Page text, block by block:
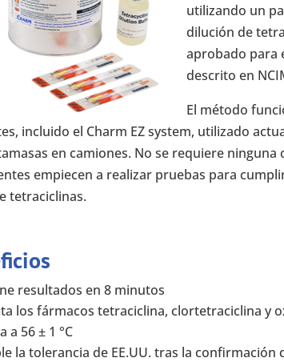
utilizando un
dilución de
aprobado para
descrito en
El método
incluido el Charm EZ system, utilizado
en camiones. No se requiere
empiecen a realizar pruebas para
tetraciclinas.
resultados en 8 minutos
los fármacos tetraciclina, clortetraciclina y
a 56 ± 1 °C
la tolerancia de EE.UU. tras la confirmación